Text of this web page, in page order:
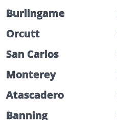
Burlingame
Orcutt
San Carlos
Monterey
Atascadero
Banning